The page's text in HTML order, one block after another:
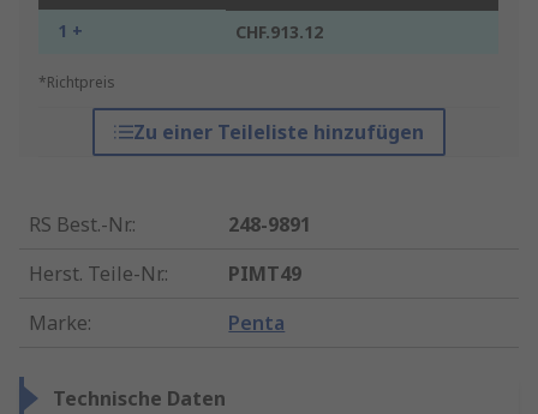
1 + CHF.913.12
*Richtpreis
Zu einer Teileliste hinzufügen
RS Best.-Nr.:
248-9891
Herst. Teile-Nr.:
PIMT49
Marke: Penta
Technische Daten